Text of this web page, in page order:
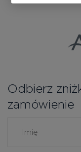
Odbierz
zamówienie